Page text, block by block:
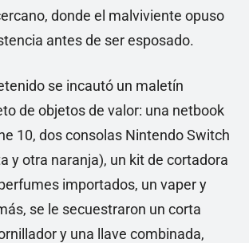
donde el malviviente opuso
antes de ser esposado.
se incautó un maletín
de objetos de valor: una netbook
10, dos consolas Nintendo Switch
y otra naranja), un kit de cortadora
importados, un vaper y
se le secuestraron un corta
y una llave combinada,